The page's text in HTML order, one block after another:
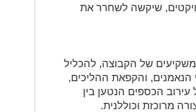
שיקשה לשחרר את
משקיעים של הקבוצה, להכליל
הנאמנים, והקפאת ההליכים,
הכספים הנטען בין
מרוכזת וכוללנית.